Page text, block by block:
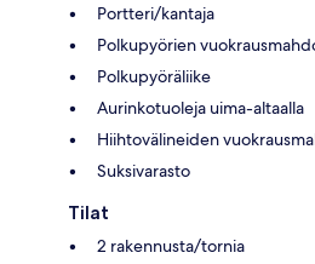
Portteri/kantaja
Polkupyörien
Polkupyöräliike
Aurinkotuoleja uima-altaalla
Hiihtovälineiden
Suksivarasto
Tilat
2 rakennusta/tornia